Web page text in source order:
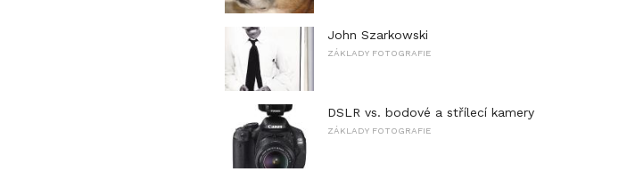
John Szarkowski
ZÁKLADY FOTOGRAFIE
DSLR vs. bodové a střílecí kamery
ZÁKLADY FOTOGRAFIE